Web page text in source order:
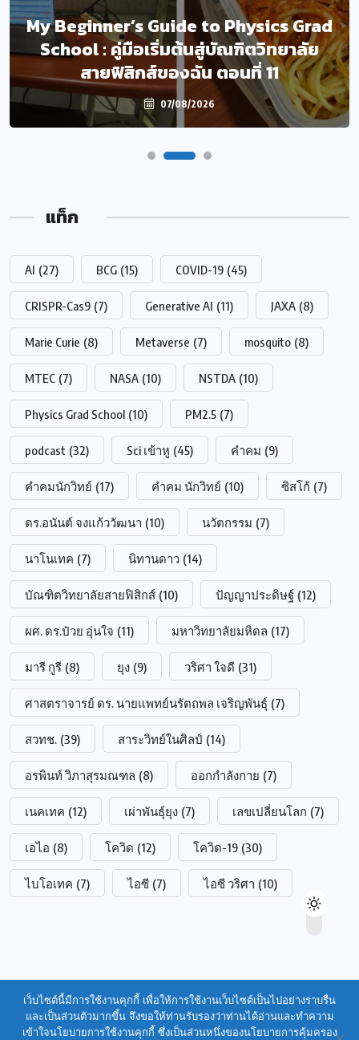
My Beginner’s Guide to Physics Grad
School : คู่มือเริ่มต้นสู่บัณฑิตวิทยาลัย
สายฟิสิกส์ของฉัน ตอนที่ 11
07/08/2026
แท็ก
AI (27) BCG (15) COVID-19 (45)
CRISPR-Cas9 (7) Generative AI (11) JAXA (8)
Marie Curie (8) Metaverse (7) mosquito (8)
MTEC (7) NASA (10) NSTDA (10)
Physics Grad School (10) PM2.5 (7)
podcast (32) Sci เข้าหู (45) คำคม (9)
คำคมนักวิทย์ (17) คำคม นักวิทย์ (10) ซิสโก้ (7)
ดร.อนันต์ จงแก้ววัฒนา (10) นวัตกรรม (7)
นาโนเทค (7) นิทานดาว (14)
บัณฑิตวิทยาลัยสายฟิสิกส์ (10) ปัญญาประดิษฐ์ (12)
ผศ. ดร.ป๋วย อุ่นใจ (11) มหาวิทยาลัยมหิดล (17)
มารี กูรี (8) ยุง (9) วริศา ใจดี (31)
ศาสตราจารย์ ดร. นายแพทย์นรัตถพล เจริญพันธุ์ (7)
สวทช. (39) สาระวิทย์ในศิลป์ (14)
อรพินท์ วิภาสุรมณฑล (8) ออกกำลังกาย (7)
เนคเทค (12) เผ่าพันธุ์ยุง (7) เลขเปลี่ยนโลก (7)
เอไอ (8) โควิด (12) โควิด-19 (30)
ไบโอเทค (7) ไอซี (7) ไอซี วริศา (10)
เว็บไซต์นี้มีการใช้งานคุกกี้ เพื่อให้การใช้งานเว็บไซต์เป็นไปอย่างราบรื่น
และเป็นส่วนตัวมากขึ้น จึงขอให้ท่านรับรองว่าท่านได้อ่านและทำความ
เข้าใจนโยบายการใช้งานคุกกี้ ซึ่งเป็นส่วนหนึ่งของนโยบายการคุ้มครอง